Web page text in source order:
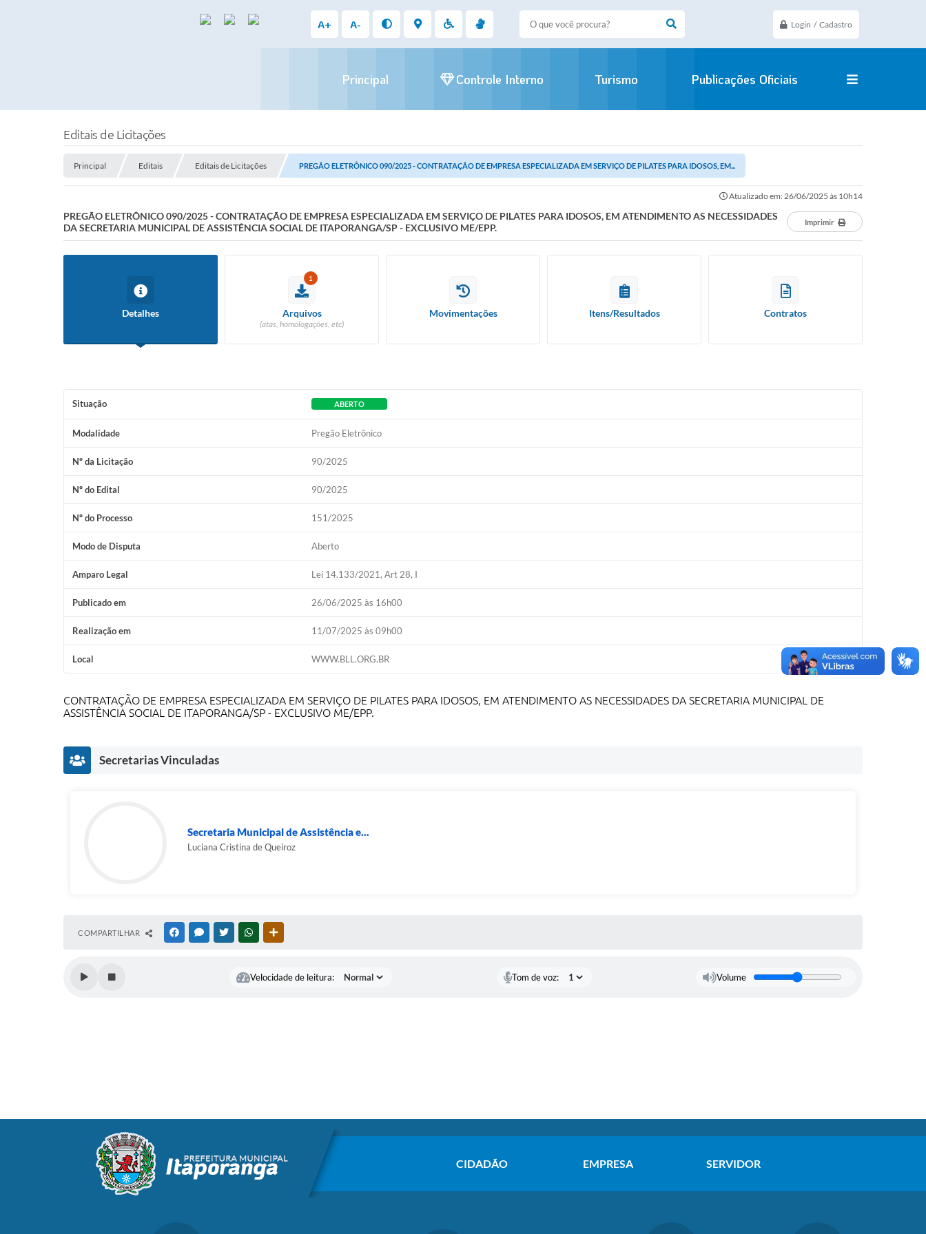
Login / Cadastro
A+ A-
Principal Controle Interno Turismo Publicações Oficiais
Editais de Licitações
Principal Editais Editais de Licitações PREGÃO ELETRÔNICO 090/2025 - CONTRATAÇÃO DE EMPRESA ESPECIALIZADA EM SERVIÇO DE PILATES PARA IDOSOS, EM...
Atualizado em: 26/06/2025 às 10h14
PREGÃO ELETRÔNICO 090/2025 - CONTRATAÇÃO DE EMPRESA ESPECIALIZADA EM SERVIÇO DE PILATES PARA IDOSOS, EM ATENDIMENTO AS NECESSIDADES
DA SECRETARIA MUNICIPAL DE ASSISTÊNCIA SOCIAL DE ITAPORANGA/SP - EXCLUSIVO ME/EPP.
Imprimir
Detalhes
1
Arquivos
(atas, homologações, etc)
Movimentações Itens/Resultados Contratos
Situação ABERTO
Modalidade Pregão Eletrônico
Nº da Licitação 90/2025
Nº do Edital 90/2025
Nº do Processo 151/2025
Modo de Disputa Aberto
Amparo Legal Lei 14.133/2021, Art 28, I
Publicado em 26/06/2025 às 16h00
Realização em 11/07/2025 às 09h00
Local WWW.BLL.ORG.BR
CONTRATAÇÃO DE EMPRESA ESPECIALIZADA EM SERVIÇO DE PILATES PARA IDOSOS, EM ATENDIMENTO AS NECESSIDADES DA SECRETARIA MUNICIPAL DE
ASSISTÊNCIA SOCIAL DE ITAPORANGA/SP - EXCLUSIVO ME/EPP.
Secretarias Vinculadas
Secretaria Municipal de Assistência e...
Luciana Cristina de Queiroz
COMPARTILHAR FACEBOOKMESSENGER
TWITTERWHATSAPP
Velocidade de leitura: Tom de voz: Volume
CIDADÃO EMPRESA SERVIDOR